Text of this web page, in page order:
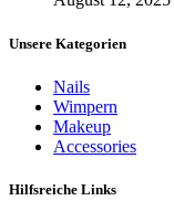
Unsere Kategorien
Nails
Wimpern
Makeup
Accessories
Hilfsreiche Links